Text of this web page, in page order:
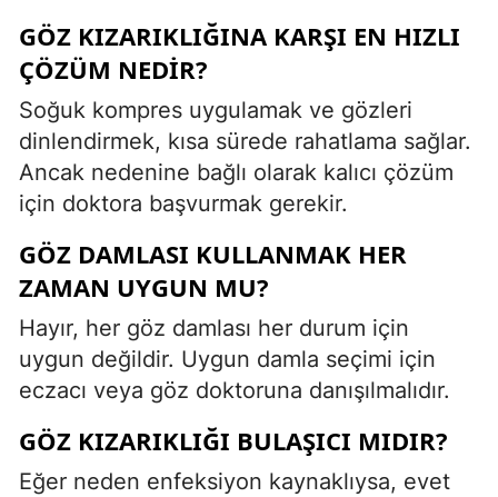
GÖZ KIZARIKLIĞINA KARŞI EN HIZLI
ÇÖZÜM NEDIR?
Soğuk kompres uygulamak ve gözleri
dinlendirmek, kısa sürede rahatlama sağlar.
Ancak nedenine bağlı olarak kalıcı çözüm
için doktora başvurmak gerekir.
GÖZ DAMLASI KULLANMAK HER
ZAMAN UYGUN MU?
Hayır, her göz damlası her durum için
uygun değildir. Uygun damla seçimi için
eczacı veya göz doktoruna danışılmalıdır.
GÖZ KIZARIKLIĞI BULAŞICI MIDIR?
Eğer neden enfeksiyon kaynaklıysa, evet